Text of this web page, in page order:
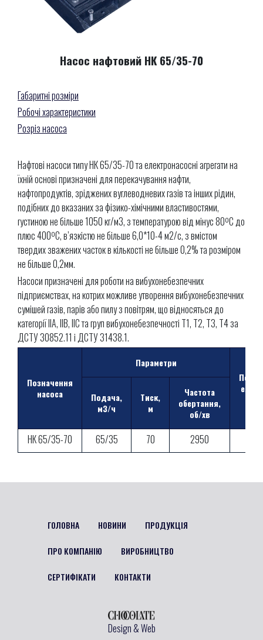
Насос нафтовий НК 65/35-70
Габаритні розміри
Робочі характеристики
Розріз насоса
Нафтові насоси типу НК 65/35-70 та електронасосні агрегати на
їхній основі призначені для перекачування нафти,
нафтопродуктів, зріджених вуглеводневих газів та інших рідин,
подібних до вказаних за фізико-хімічними властивостями,
густиною не більше 1050 кг/м3, з температурою від мінус 80ºС до
плюс 400ºС, в’язкістю не більше 6,0*10-4 м2/с, з вмістом
твердих зважених часток в кількості не більше 0,2% та розміром
не більше 0,2мм.
Насоси призначені для роботи на вибухонебезпечних
підприємствах, на котрих можливе утворення вибухонебезпечних
сумішей газів, парів або пилу з повітрям, що відносяться до
категорії IIA, IIB, IIC та груп вибухонебезпечності Т1, Т2, Т3, Т4 за
ДСТУ 30852.11 і ДСТУ 31438.1.
Позначення
насоса
Параметри
е/
Подача,
м3/ч
Тиск,
м
Частота
обертання,
об/хв
НК 65/35-70 65/35 70 2950
ГОЛОВНА НОВИНИ ПРОДУКЦІЯ
ПРО КОМПАНІЮ ВИРОБНИЦТВО
СЕРТИФІКАТИ КОНТАКТИ
Design & Web